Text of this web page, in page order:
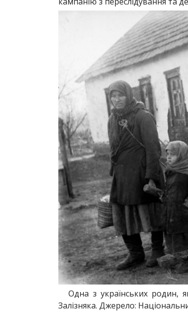
Одна з українських родин,
Залізняка. Джерело: